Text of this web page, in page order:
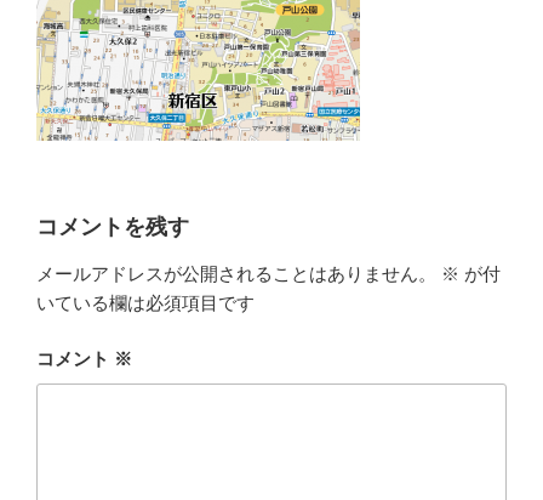
コメントを残す
メールアドレスが公開されることはありません。 ※ が付
いている欄は必須項目です
コメント ※